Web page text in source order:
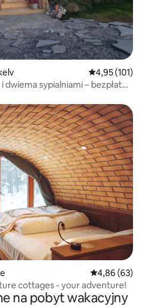
Średnia
4,95 (101)
sypialniami – bezpłatne
Średnia
4,86 (63)
cottages - your adventure!
na pobyt wakacyjny